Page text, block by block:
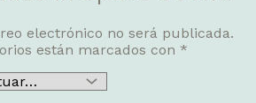
electrónico no será publicada.
están marcados con *